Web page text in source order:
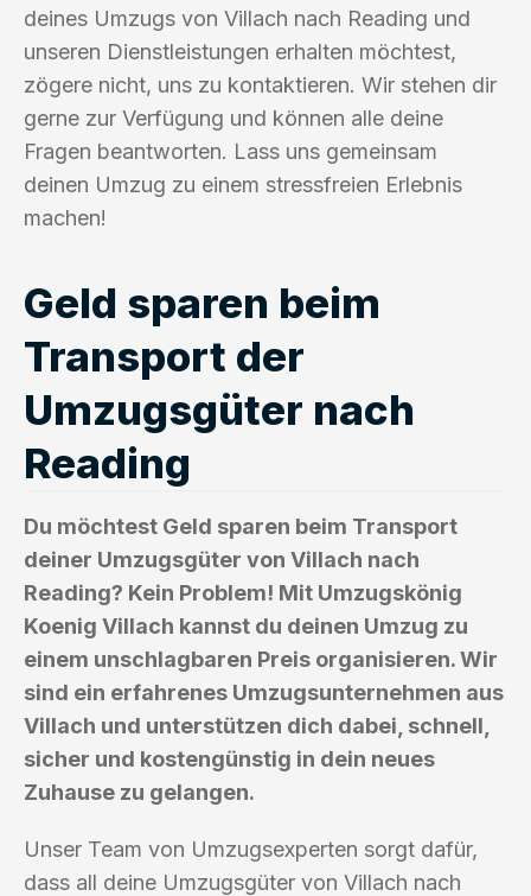
deines Umzugs von Villach nach Reading und
unseren Dienstleistungen erhalten möchtest,
zögere nicht, uns zu kontaktieren. Wir stehen dir
gerne zur Verfügung und können alle deine
Fragen beantworten. Lass uns gemeinsam
deinen Umzug zu einem stressfreien Erlebnis
machen!
Geld sparen beim
Transport der
Umzugsgüter nach
Reading
Du möchtest Geld sparen beim Transport
deiner Umzugsgüter von Villach nach
Reading? Kein Problem! Mit Umzugskönig
Koenig Villach kannst du deinen Umzug zu
einem unschlagbaren Preis organisieren. Wir
sind ein erfahrenes Umzugsunternehmen aus
Villach und unterstützen dich dabei, schnell,
sicher und kostengünstig in dein neues
Zuhause zu gelangen.
Unser Team von Umzugsexperten sorgt dafür,
dass all deine Umzugsgüter von Villach nach